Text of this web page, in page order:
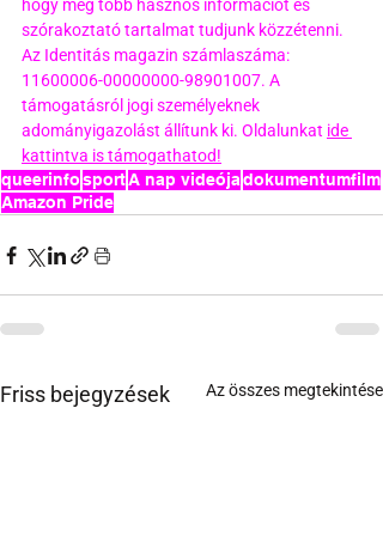
hogy még több hasznos információt és
szórakoztató tartalmat tudjunk közzétenni.
Az Identitás magazin számlaszáma:
11600006-00000000-98901007. A
támogatásról jogi személyeknek
adományigazolást állítunk ki. Oldalunkat ide
kattintva is támogathatod!
queerinfosportA nap videójadokumentumfilm
Amazon Pride
Friss bejegyzések Az összes megtekintése